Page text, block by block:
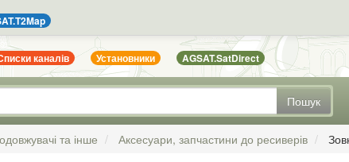
каналів Установники AGSAT.SatDirect
Пошук
та інше Аксесуари, запчастини до ресиверів